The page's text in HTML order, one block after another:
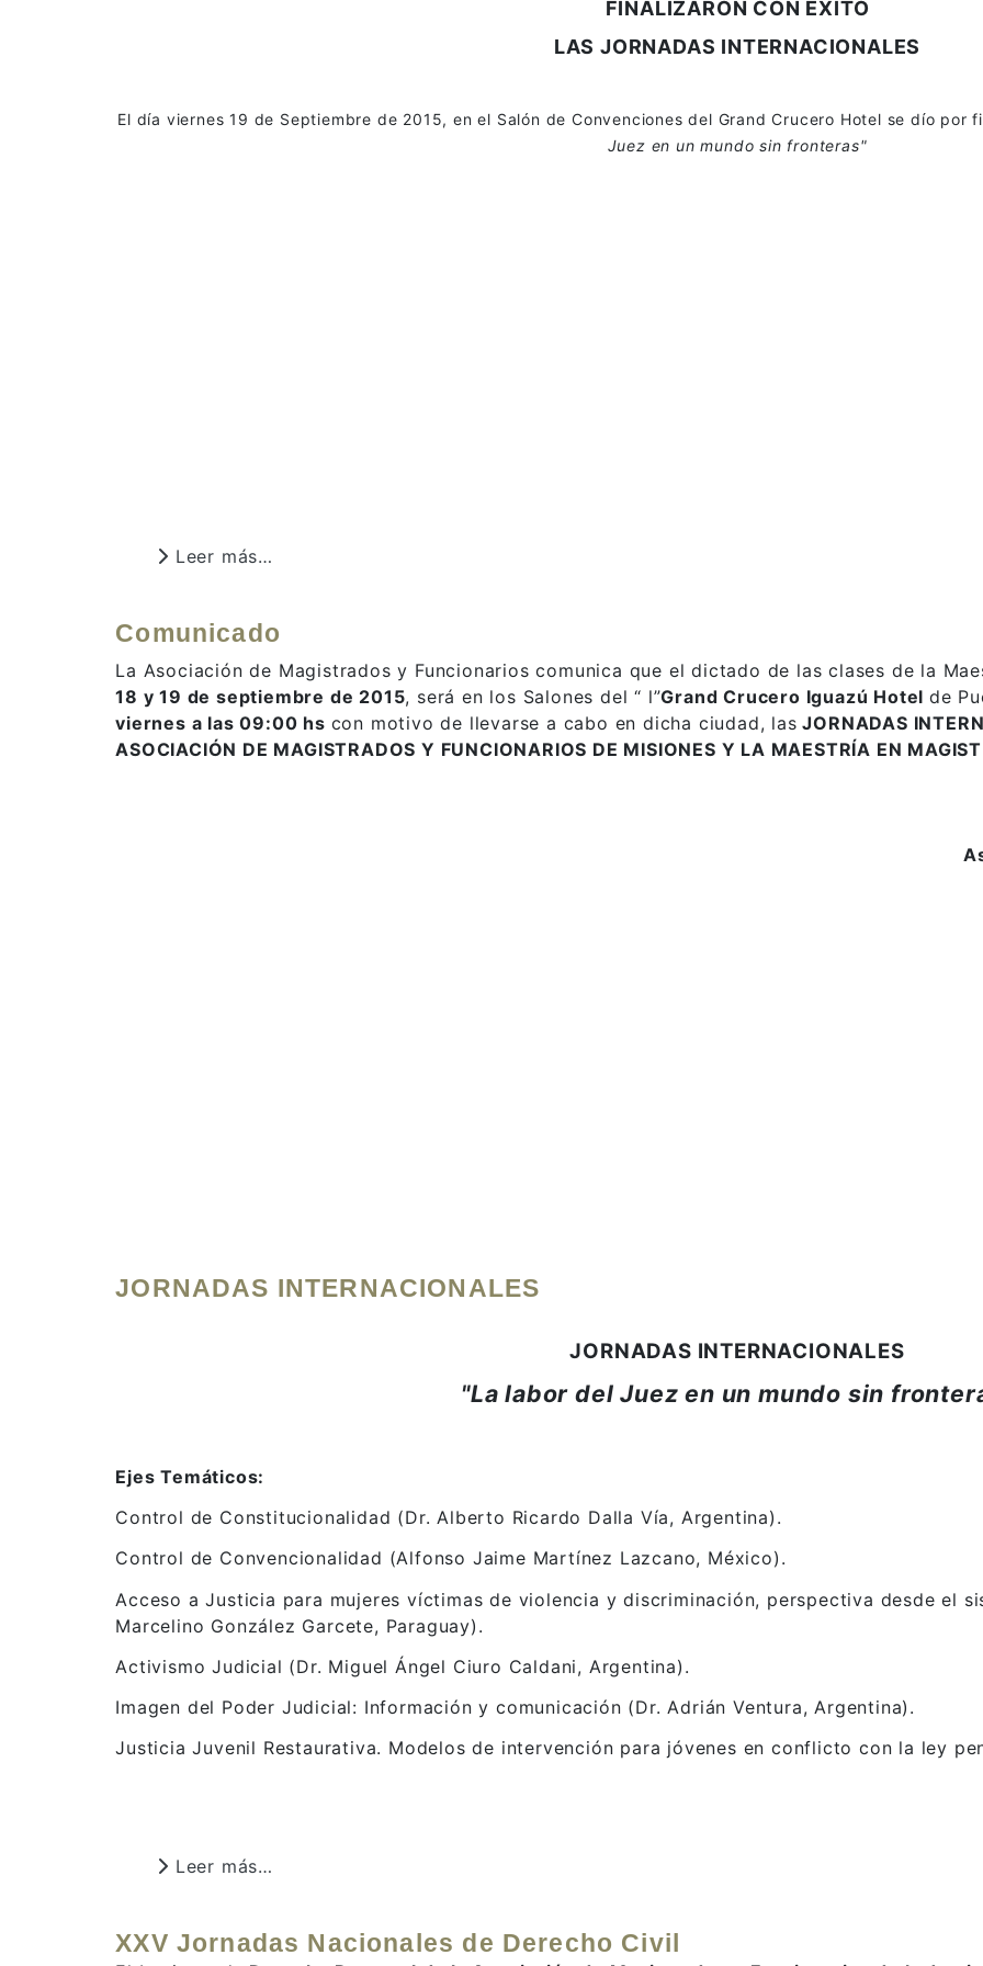
FINALIZARON CON EXITO
LAS JORNADAS INTERNACIONALES
El día viernes 19 de Septiembre de 2015, en el Salón de Convenciones del Grand Crucero Hotel se dío
Juez en un mundo sin fronteras"
Leer más…
Comunicado
La Asociación de Magistrados y Funcionarios comunica que el dictado de las clases de la
18 y 19 de septiembre de 2015, será en los Salones del “ l”Grand Crucero Iguazú Hotelde
viernes a las 09:00 hs con motivo de llevarse a cabo en dicha ciudad, las JORNADAS
ASOCIACIÓN DE MAGISTRADOS Y FUNCIONARIOS DE MISIONES Y LA MAESTRÍA EN
JORNADAS INTERNACIONALES
JORNADAS INTERNACIONALES
"La labor del Juez en un mundo sin
Ejes Temáticos:
Control de Constitucionalidad (Dr. Alberto Ricardo Dalla Vía, Argentina).
Control de Convencionalidad (Alfonso Jaime Martínez Lazcano, México).
Acceso a Justicia para mujeres víctimas de violencia y discriminación, perspectiva desde el
Marcelino González Garcete, Paraguay).
Activismo Judicial (Dr. Miguel Ángel Ciuro Caldani, Argentina).
Imagen del Poder Judicial: Información y comunicación (Dr. Adrián Ventura, Argentina).
Justicia Juvenil Restaurativa. Modelos de intervención para jóvenes en conflicto con la ley
Leer más…
XXV Jornadas Nacionales de Derecho Civil